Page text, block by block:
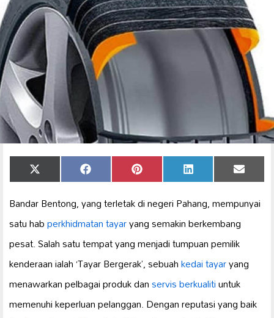
Share
on
X
(Twitter)
Share
on
Facebook Share
on
Pinterest Share
on
LinkedIn Share
on
Email
Bandar Bentong, yang terletak di negeri Pahang, mempunyai
satu habperkhidmatan tayaryang semakin berkembang
pesat. Salah satu tempat yang menjadi tumpuan pemilik
kenderaan ialah ‘Tayar Bergerak’, sebuahkedai tayaryang
menawarkan pelbagai produk danservis berkualitiuntuk
memenuhi keperluan pelanggan. Dengan reputasi yang baik